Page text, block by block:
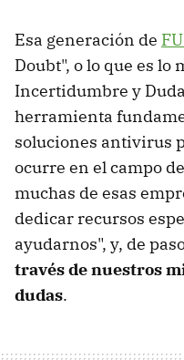
Esa generación de
Doubt", o lo que es lo
Incertidumbre y
herramienta
soluciones antivirus
ocurre en el campo
muchas de esas
dedicar recursos
ayudarnos", y, de
través de nuestros
dudas.